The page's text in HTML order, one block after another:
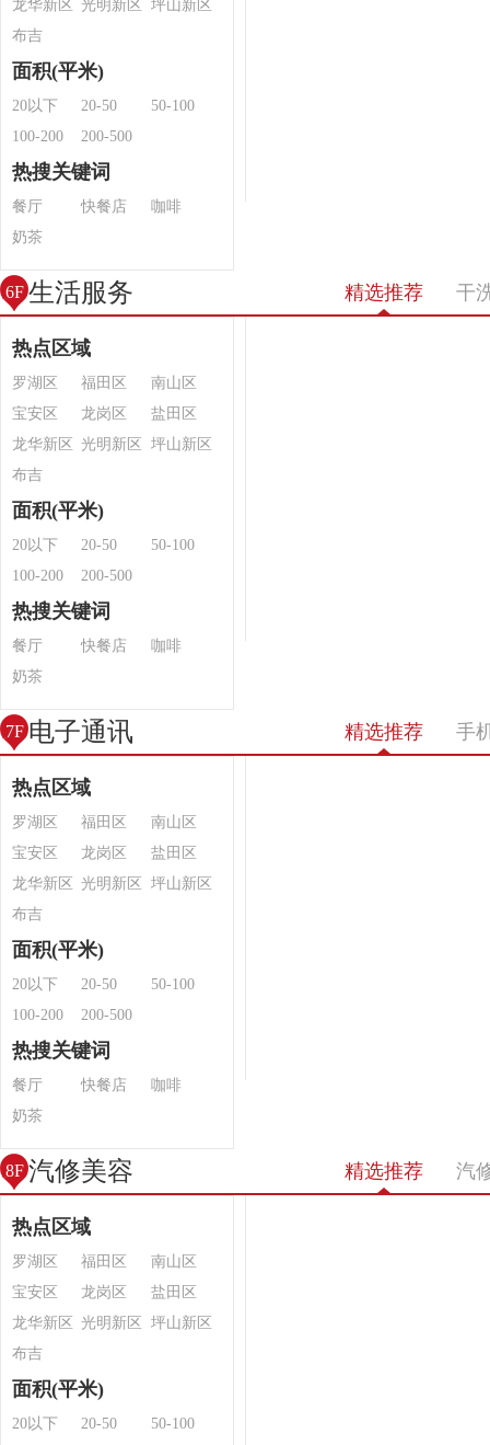
龙华新区
光明新区
坪山新区
布吉
面积(平米)
20以下 20-50
50-100
100-200
200-500
热搜关键词
餐厅 快餐店
咖啡
奶茶
6F 生活服务 精选推荐 干
热点区域
罗湖区 福田区
南山区
宝安区
龙岗区
盐田区
龙华新区
光明新区
坪山新区
布吉
面积(平米)
20以下 20-50
50-100
100-200
200-500
热搜关键词
餐厅 快餐店
咖啡
奶茶
7F 电子通讯 精选推荐 手
热点区域
罗湖区 福田区
南山区
宝安区
龙岗区
盐田区
龙华新区
光明新区
坪山新区
布吉
面积(平米)
20以下 20-50
50-100
100-200
200-500
热搜关键词
餐厅 快餐店
咖啡
奶茶
8F 汽修美容 精选推荐 汽
热点区域
罗湖区 福田区
南山区
宝安区
龙岗区
盐田区
龙华新区
光明新区
坪山新区
布吉
面积(平米)
20以下 20-50
50-100